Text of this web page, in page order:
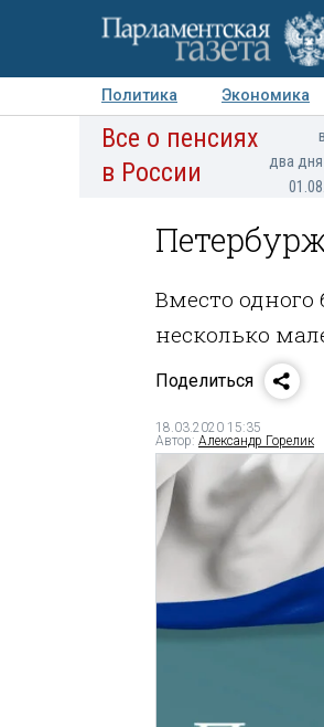
Политика Экономика
Авторы Персоны
Все о пенсиях
в России
два
Вместо одного
несколько
Поделиться
18.03.2020 15:35
Автор: Александр Горелик